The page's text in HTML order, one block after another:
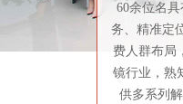
60余位名
务、精准定
费人群布局
镜行业，熟
供多系列